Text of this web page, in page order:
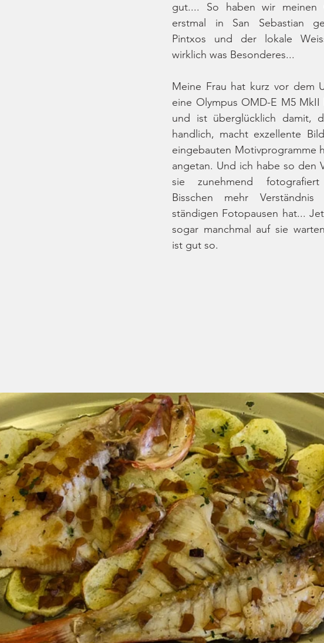
gut.... So haben wir meinen
erstmal in San Sebastian
Pintxos und der lokale
wirklich was Besonderes...
Meine Frau hat kurz vor dem
eine Olympus OMD-E M5 MkII
und ist überglücklich damit,
handlich, macht exzellente
eingebauten Motivprogramme
angetan. Und ich habe so den
sie zunehmend
Bisschen mehr
ständigen Fotopausen hat...
sogar manchmal auf sie
ist gut so.